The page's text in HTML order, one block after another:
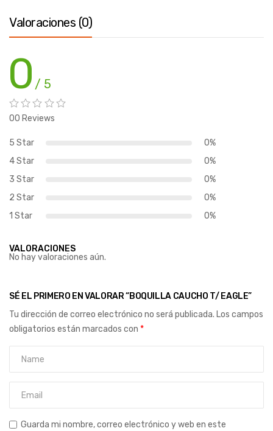
Valoraciones (0)
0 / 5
00 Reviews
5 Star
0%
4 Star
0%
3 Star
0%
2 Star
0%
1 Star
0%
VALORACIONES
No hay valoraciones aún.
SÉ EL PRIMERO EN VALORAR “BOQUILLA CAUCHO T/ EAGLE”
Tu dirección de correo electrónico no será publicada. Los campos
obligatorios están marcados con *
Guarda mi nombre, correo electrónico y web en este